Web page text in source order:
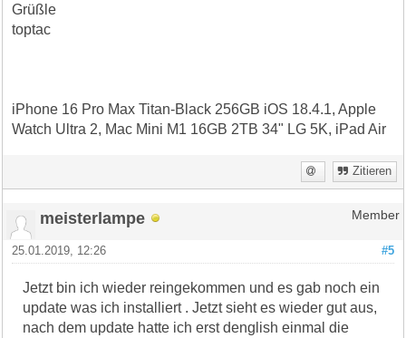
Grüßle
toptac
iPhone 16 Pro Max Titan-Black 256GB iOS 18.4.1, Apple
Watch Ultra 2, Mac Mini M1 16GB 2TB 34" LG 5K, iPad Air
Zitieren
meisterlampe Member
#5
25.01.2019, 12:26
Jetzt bin ich wieder reingekommen und es gab noch ein
update was ich installiert . Jetzt sieht es wieder gut aus,
nach dem update hatte ich erst denglish einmal die